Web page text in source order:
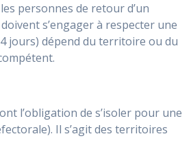
personnes de retour d’un
s’engager à respecter une
jours) dépend du territoire ou du
l’obligation de s’isoler pour une
Il s’agit des territoires